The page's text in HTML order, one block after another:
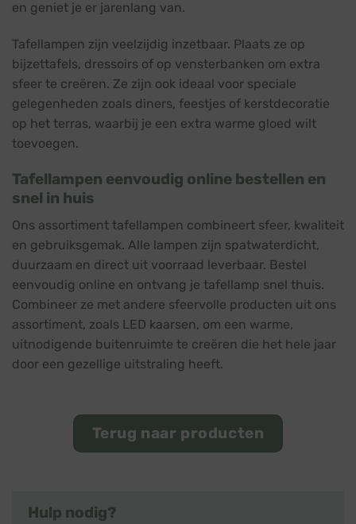
en geniet je er jarenlang van.
Tafellampen zijn veelzijdig inzetbaar. Plaats ze op
bijzettafels, dressoirs of op vensterbanken om extra
sfeer te creëren. Ze zijn ook ideaal voor speciale
gelegenheden zoals diners, feestjes of kerstdecoratie
op het terras, waarbij je een extra warme gloed wilt
toevoegen.
Tafellampen eenvoudig online bestellen en
snel in huis
Ons assortiment tafellampen combineert sfeer, kwaliteit
en gebruiksgemak. Alle lampen zijn spatwaterdicht,
duurzaam en direct uit voorraad leverbaar. Bestel
eenvoudig online en ontvang je tafellamp snel thuis.
Combineer ze met andere sfeervolle producten uit ons
assortiment, zoals LED kaarsen, om een warme,
uitnodigende buitenruimte te creëren die het hele jaar
door een gezellige uitstraling heeft.
Terug naar producten
Hulp nodig?